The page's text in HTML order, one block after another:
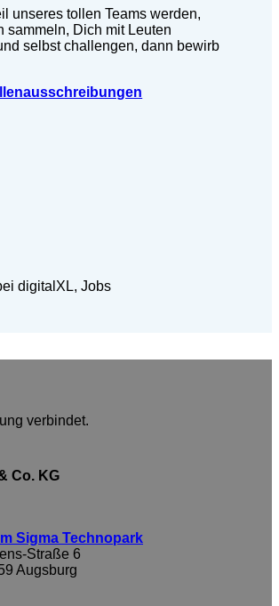
unseres tollen Teams werden,
sammeln, Dich mit Leuten
selbst challengen, dann bewirb
Co. KG
Sigma Technopark
Straße 6
Augsburg